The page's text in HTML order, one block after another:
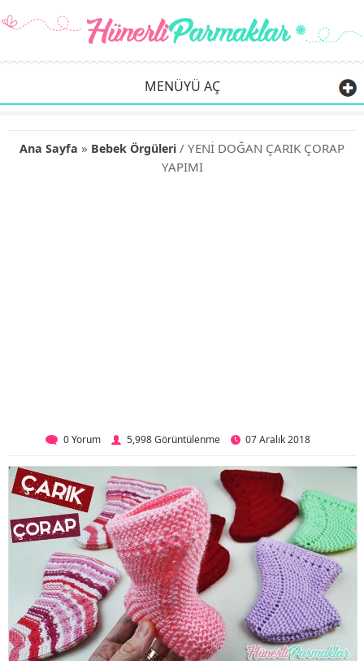
MENÜYÜ AÇ
Ana Sayfa » Bebek Örgüleri / YENİ DOĞAN ÇARIK ÇORAP
YAPIMI
0 Yorum 5,998 Görüntülenme 07 Aralık 2018